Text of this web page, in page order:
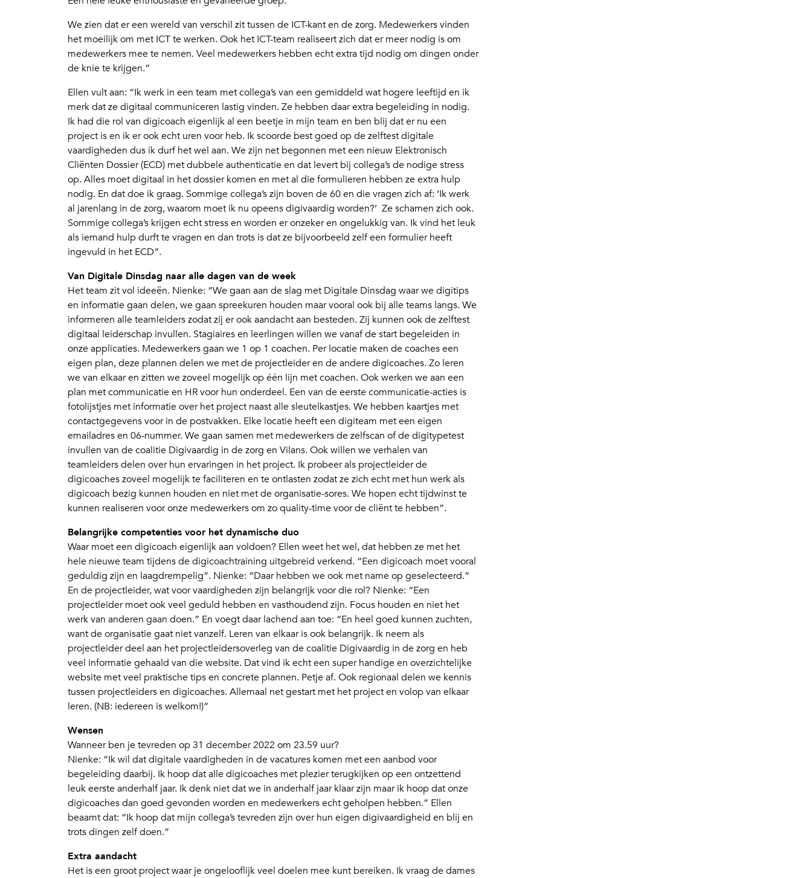
We zien dat er een wereld van verschil zit tussen de ICT-kant en de zorg. Medewerkers vinden
het moeilijk om met ICT te werken. Ook het ICT-team realiseert zich dat er meer nodig is om
medewerkers mee te nemen. Veel medewerkers hebben echt extra tijd nodig om dingen onder
de knie te krijgen.”
Ellen vult aan: “Ik werk in een team met collega’s van een gemiddeld wat hogere leeftijd en ik
merk dat ze digitaal communiceren lastig vinden. Ze hebben daar extra begeleiding in nodig.
Ik had die rol van digicoach eigenlijk al een beetje in mijn team en ben blij dat er nu een
project is en ik er ook echt uren voor heb. Ik scoorde best goed op de zelftest digitale
vaardigheden dus ik durf het wel aan. We zijn net begonnen met een nieuw Elektronisch
Cliënten Dossier (ECD) met dubbele authenticatie en dat levert bij collega’s de nodige stress
op. Alles moet digitaal in het dossier komen en met al die formulieren hebben ze extra hulp
nodig. En dat doe ik graag. Sommige collega’s zijn boven de 60 en die vragen zich af: ‘Ik werk
al jarenlang in de zorg, waarom moet ik nu opeens digivaardig worden?’ Ze schamen zich ook.
Sommige collega’s krijgen echt stress en worden er onzeker en ongelukkig van. Ik vind het leuk
als iemand hulp durft te vragen en dan trots is dat ze bijvoorbeeld zelf een formulier heeft
ingevuld in het ECD”.
Van Digitale Dinsdag naar alle dagen van de week
Het team zit vol ideeën. Nienke: “We gaan aan de slag met Digitale Dinsdag waar we digitips
en informatie gaan delen, we gaan spreekuren houden maar vooral ook bij alle teams langs. We
informeren alle teamleiders zodat zij er ook aandacht aan besteden. Zij kunnen ook de zelftest
digitaal leiderschap invullen. Stagiaires en leerlingen willen we vanaf de start begeleiden in
onze applicaties. Medewerkers gaan we 1 op 1 coachen. Per locatie maken de coaches een
eigen plan, deze plannen delen we met de projectleider en de andere digicoaches. Zo leren
we van elkaar en zitten we zoveel mogelijk op één lijn met coachen. Ook werken we aan een
plan met communicatie en HR voor hun onderdeel. Een van de eerste communicatie-acties is
fotolijstjes met informatie over het project naast alle sleutelkastjes. We hebben kaartjes met
contactgegevens voor in de postvakken. Elke locatie heeft een digiteam met een eigen
emailadres en 06-nummer. We gaan samen met medewerkers de zelfscan of de digitypetest
invullen van de coalitie Digivaardig in de zorg en Vilans. Ook willen we verhalen van
teamleiders delen over hun ervaringen in het project. Ik probeer als projectleider de
digicoaches zoveel mogelijk te faciliteren en te ontlasten zodat ze zich echt met hun werk als
digicoach bezig kunnen houden en niet met de organisatie-sores. We hopen echt tijdwinst te
kunnen realiseren voor onze medewerkers om zo quality-time voor de cliënt te hebben”.
Belangrijke competenties voor het dynamische duo
Waar moet een digicoach eigenlijk aan voldoen? Ellen weet het wel, dat hebben ze met het
hele nieuwe team tijdens de digicoachtraining uitgebreid verkend. “Een digicoach moet vooral
geduldig zijn en laagdrempelig”. Nienke: “Daar hebben we ook met name op geselecteerd.”
En de projectleider, wat voor vaardigheden zijn belangrijk voor die rol? Nienke: “Een
projectleider moet ook veel geduld hebben en vasthoudend zijn. Focus houden en niet het
werk van anderen gaan doen.” En voegt daar lachend aan toe: “En heel goed kunnen zuchten,
want de organisatie gaat niet vanzelf. Leren van elkaar is ook belangrijk. Ik neem als
projectleider deel aan het projectleidersoverleg van de coalitie Digivaardig in de zorg en heb
veel informatie gehaald van die website. Dat vind ik echt een super handige en overzichtelijke
website met veel praktische tips en concrete plannen. Petje af. Ook regionaal delen we kennis
tussen projectleiders en digicoaches. Allemaal net gestart met het project en volop van elkaar
leren. (NB: iedereen is welkom!)”
Wensen
Wanneer ben je tevreden op 31 december 2022 om 23.59 uur?
Nienke: “Ik wil dat digitale vaardigheden in de vacatures komen met een aanbod voor
begeleiding daarbij. Ik hoop dat alle digicoaches met plezier terugkijken op een ontzettend
leuk eerste anderhalf jaar. Ik denk niet dat we in anderhalf jaar klaar zijn maar ik hoop dat onze
digicoaches dan goed gevonden worden en medewerkers echt geholpen hebben.” Ellen
beaamt dat: “Ik hoop dat mijn collega’s tevreden zijn over hun eigen digivaardigheid en blij en
trots dingen zelf doen.”
Extra aandacht
Het is een groot project waar je ongelooflijk veel doelen mee kunt bereiken. Ik vraag de dames